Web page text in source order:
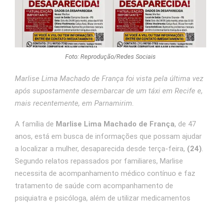
Foto: Reprodução/Redes Sociais
Marlise Lima Machado de França foi vista pela última vez
após supostamente desembarcar de um táxi em Recife e,
mais recentemente, em Parnamirim.
A família de Marlise Lima Machado de França, de 47
anos, está em busca de informações que possam ajudar
a localizar a mulher, desaparecida desde terça-feira, (24).
Segundo relatos repassados por familiares, Marlise
necessita de acompanhamento médico contínuo e faz
tratamento de saúde com acompanhamento de
psiquiatra e psicóloga, além de utilizar medicamentos